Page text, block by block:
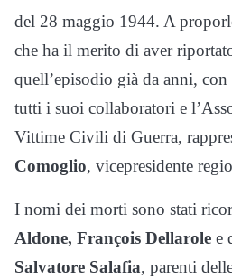
del 28 maggio 1944. A
che ha il merito di aver
quell’episodio già da anni, con
tutti i suoi collaboratori e
Vittime Civili di Guerra,
Comoglio, vicepresidente
I nomi dei morti sono stati
Aldone, François Dellarole e
Salvatore Salafia, parenti